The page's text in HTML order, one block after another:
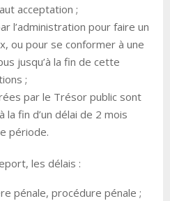
acceptation ;
l’administration pour faire un
ou pour se conformer à une
jusqu’à la fin de cette
;
par le Trésor public sont
la fin d’un délai de 2 mois
période.
les délais :
pénale, procédure pénale ;